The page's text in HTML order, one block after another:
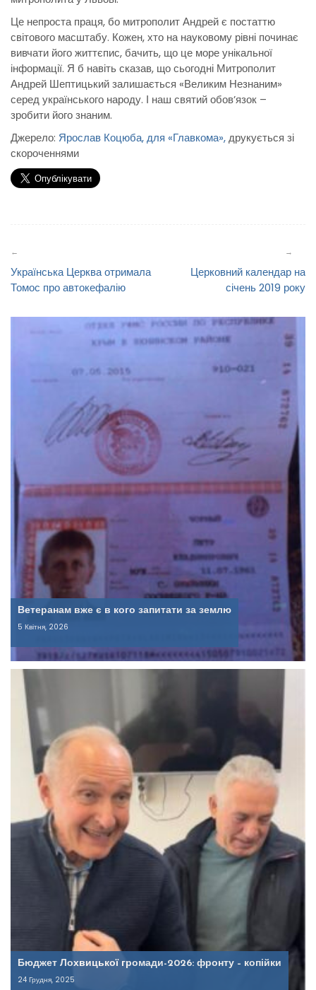
Це непроста праця, бо митрополит Андрей є постаттю
світового масштабу. Кожен, хто на науковому рівні починає
вивчати його життєпис, бачить, що це море унікальної
інформації. Я б навіть сказав, що сьогодні Митрополит
Андрей Шептицький залишається «Великим Незнаним»
серед українського народу. І наш святий обов’язок –
зробити його знаним.
Джерело: Ярослав Коцюба, для «Главкома»,друкується зі
скороченнями
Українська Церква отримала
Томос про автокефалію
Церковний календар на
січень 2019 року
Ветеранам вже є в кого запитати за землю
5 Квітня, 2026
Бюджет Лохвицької громади-2026: фронту – копійки
24 Грудня, 2025